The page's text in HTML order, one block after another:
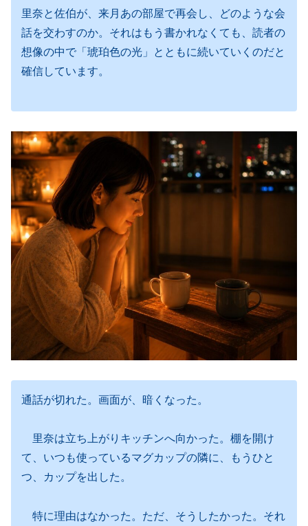
里奈と佐伯が、来月あの部屋で再会し、どのような会
話を交わすのか。それはもう書かれなくても、読者の
想像の中で「琥珀色の光」とともに続いていくのだと
確信しています。
通話が切れた。画面が、暗くなった。
里奈は立ち上がりキッチンへ向かった。棚を開け
て、いつも使っているマグカップの隣に、もうひと
つ、カップを出した。
特に理由はなかった。ただ、そうしたかった。それ